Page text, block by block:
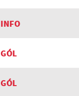
INFO
GÓL
GÓL